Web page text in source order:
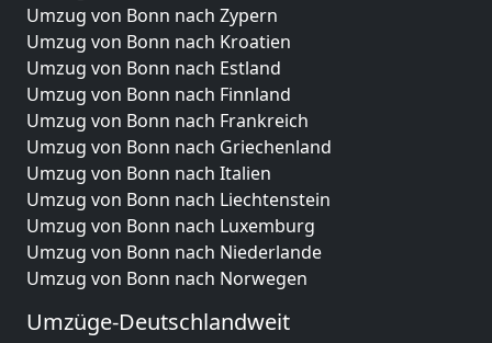
Umzug von Bonn nach Zypern
Umzug von Bonn nach Kroatien
Umzug von Bonn nach Estland
Umzug von Bonn nach Finnland
Umzug von Bonn nach Frankreich
Umzug von Bonn nach Griechenland
Umzug von Bonn nach Italien
Umzug von Bonn nach Liechtenstein
Umzug von Bonn nach Luxemburg
Umzug von Bonn nach Niederlande
Umzug von Bonn nach Norwegen
Umzüge-Deutschlandweit